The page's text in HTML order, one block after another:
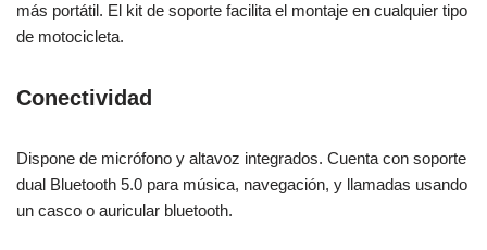
más portátil. El kit de soporte facilita el montaje en cualquier tipo
de motocicleta.
Conectividad
Dispone de micrófono y altavoz integrados. Cuenta con soporte
dual Bluetooth 5.0 para música, navegación, y llamadas usando
un casco o auricular bluetooth.